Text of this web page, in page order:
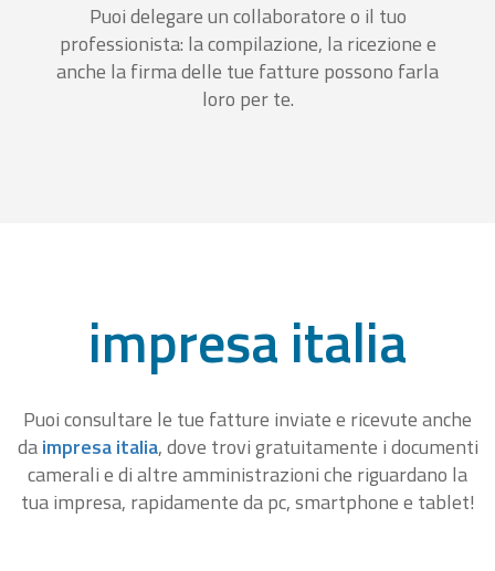
Puoi delegare un collaboratore o il tuo
professionista: la compilazione, la ricezione e
anche la firma delle tue fatture possono farla
loro per te.
impresa italia
Puoi consultare le tue fatture inviate e ricevute anche
daimpresa italia, dove trovi gratuitamente i documenti
camerali e di altre amministrazioni che riguardano la
tua impresa, rapidamente da pc, smartphone e tablet!